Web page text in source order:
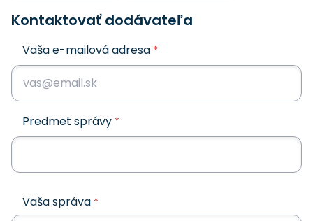
Kontaktovať dodávateľa
Vaša e-mailová adresa *
Predmet správy *
Vaša správa *